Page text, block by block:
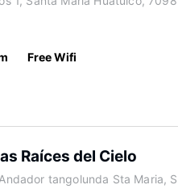
Free Wifi
Raíces del Cielo
tangolunda Sta Maria,